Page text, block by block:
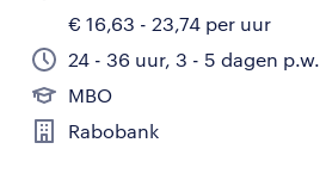
€ 16,63 - 23,74 per uur
24 - 36 uur, 3 - 5 dagen p.w.
MBO
Rabobank